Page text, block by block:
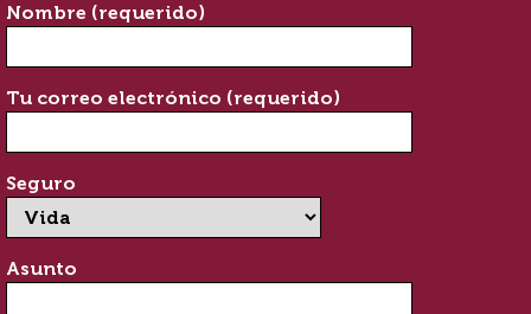
Nombre (requerido)
Tu correo electrónico (requerido)
Seguro
Asunto